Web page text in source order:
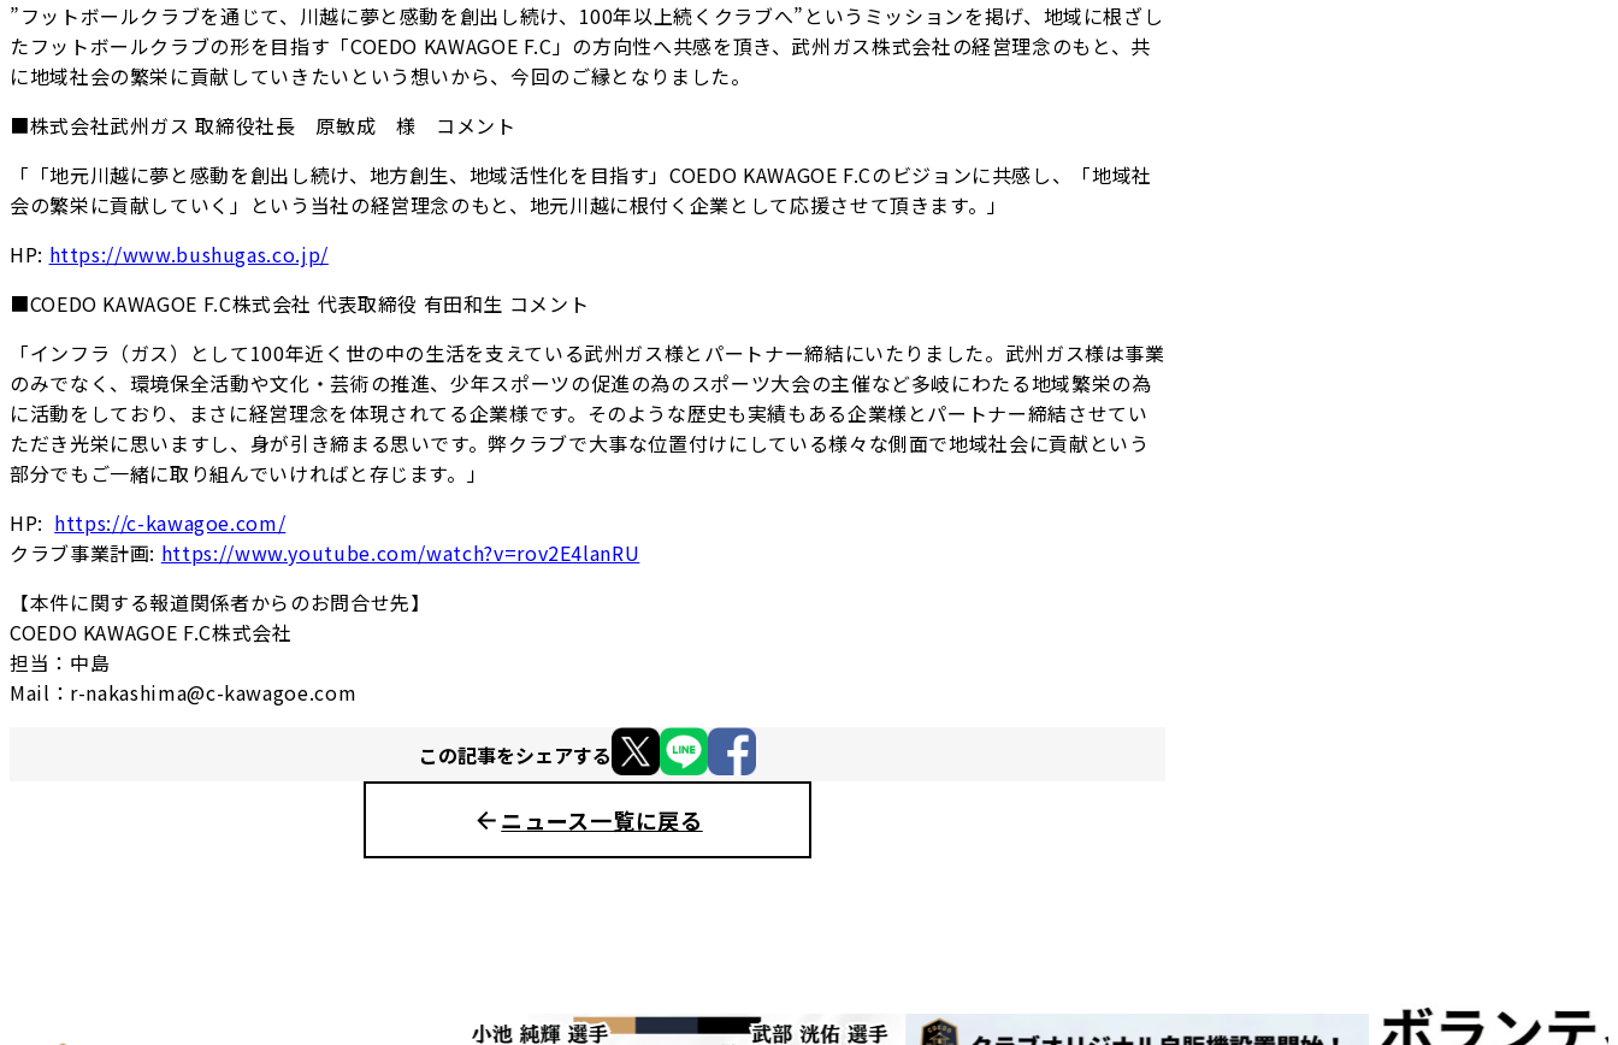
”フットボールクラブを通じて、川越に夢と感動を創出し続け、100年以上続くクラブへ”というミッションを掲げ、地域に根ざし
たフットボールクラブの形を目指す「COEDO KAWAGOE F.C」の方向性へ共感を頂き、武州ガス株式会社の経営理念のもと、共
に地域社会の繁栄に貢献していきたいという想いから、今回のご縁となりました。
■株式会社武州ガス 取締役社長 原敏成 様 コメント
「「地元川越に夢と感動を創出し続け、地方創生、地域活性化を目指す」COEDO KAWAGOE F.Cのビジョンに共感し、「地域社
会の繁栄に貢献していく」という当社の経営理念のもと、地元川越に根付く企業として応援させて頂きます。」
HP: https://www.bushugas.co.jp/
■COEDO KAWAGOE F.C株式会社 代表取締役 有田和生 コメント
「インフラ（ガス）として100年近く世の中の生活を支えている武州ガス様とパートナー締結にいたりました。武州ガス様は事業
のみでなく、環境保全活動や文化・芸術の推進、少年スポーツの促進の為のスポーツ大会の主催など多岐にわたる地域繁栄の為
に活動をしており、まさに経営理念を体現されてる企業様です。そのような歴史も実績もある企業様とパートナー締結させてい
ただき光栄に思いますし、身が引き締まる思いです。弊クラブで大事な位置付けにしている様々な側面で地域社会に貢献という
部分でもご一緒に取り組んでいければと存じます。」
HP: https://c-kawagoe.com/
クラブ事業計画: https://www.youtube.com/watch?v=rov2E4lanRU
【本件に関する報道関係者からのお問合せ先】
COEDO KAWAGOE F.C株式会社
担当：中島
Mail：r-nakashima@c-kawagoe.com
この記事をシェアする
ニュース一覧に戻る